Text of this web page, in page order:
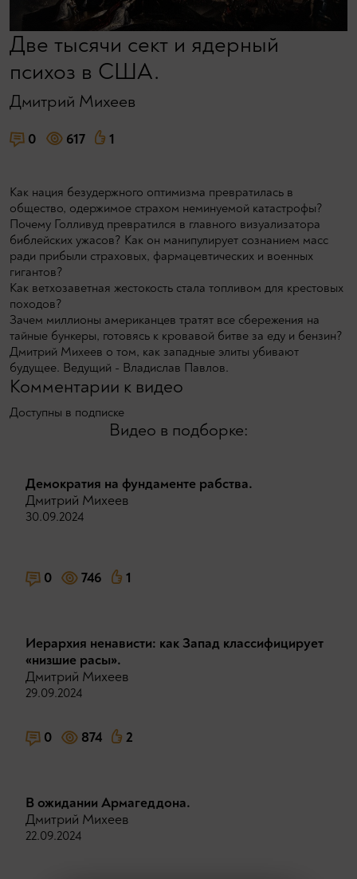
Две тысячи сект и ядерный
психоз в США.
Дмитрий Михеев
0 617 1
Как нация безудержного оптимизма превратилась в
общество, одержимое страхом неминуемой катастрофы?
Почему Голливуд превратился в главного визуализатора
библейских ужасов? Как он манипулирует сознанием масс
ради прибыли страховых, фармацевтических и военных
гигантов?
Как ветхозаветная жестокость стала топливом для крестовых
походов?
Зачем миллионы американцев тратят все сбережения на
тайные бункеры, готовясь к кровавой битве за еду и бензин?
Дмитрий Михеев о том, как западные элиты убивают
будущее. Ведущий - Владислав Павлов.
Комментарии к видео
Доступны в подписке
Видео в подборке:
Демократия на фундаменте рабства.
Дмитрий Михеев
30.09.2024
0 746 1
Иерархия ненависти: как Запад классифицирует
«низшие расы».
Дмитрий Михеев
29.09.2024
0 874 2
В ожидании Армагеддона.
Дмитрий Михеев
22.09.2024